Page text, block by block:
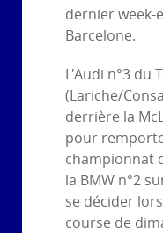
dernier week-
Barcelone.
L'Audi n°3 du
(Lariche/
derrière la
pour
championnat
la BMW n°2
se décider
course de